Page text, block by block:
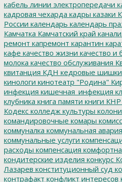
кабель линии электропередачи
кадровая чехарда кадры казаки
России календарь календарь
Камчатка Камчатский край
ремонт капремонт карантин
кафе качество жизни качество и
молока качество обслуживания
квитанция КДН кедровые шишки
кинологи кинотеатр "Родина"
инфекция кишечная_инфекция
клубника книга памяти книги КНР
Кодекс колледж культуры
командировочные комары
коммуналка коммунальная авария
коммунальные услуги
расходы компенсация
кондитерские изделия конкурс
Лазарев конституционный суд
контрафакт конфликт интересов